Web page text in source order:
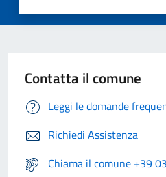
Contatta il comune
Leggi le domande
Richiedi Assistenza
Chiama il comune +39